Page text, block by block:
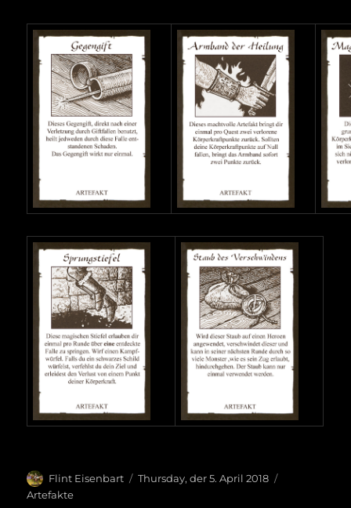
Autor
Flint Eisenbart
Veröffentlicht
Thursday, der 5. April 2018
Artefakte